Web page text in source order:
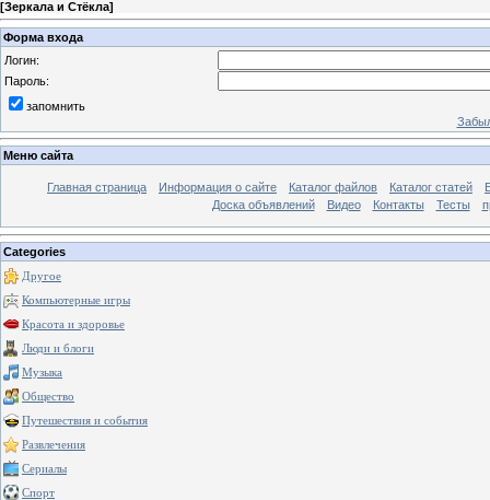
[Зеркала и Стёкла]
Форма входа
Логин:
Пароль:
запомнить
Меню сайта
Главная страница Информация о сайте Каталог файлов Каталог статей
Доска объявлений
Видео Контакты Тесты
Categories
Другое
Компьютерные игры
Красота и здоровье
Люди и блоги
Музыка
Общество
Путешествия и события
Развлечения
Сериалы
Спорт